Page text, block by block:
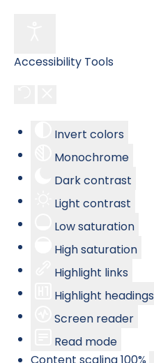
Accessibility Tools
Invert colors
Monochrome
Dark contrast
Light contrast
Low saturation
High saturation
Highlight links
Highlight headings
Screen reader
Read mode
Content scaling100%